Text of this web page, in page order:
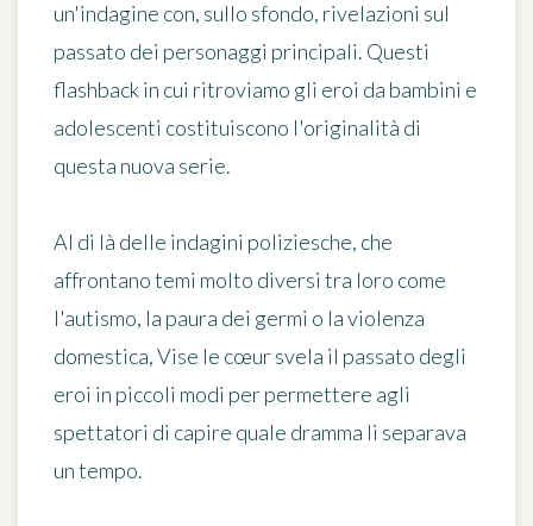
un'indagine con, sullo sfondo, rivelazioni sul
passato dei personaggi principali. Questi
flashback in cui ritroviamo gli eroi da bambini e
adolescenti costituiscono l'originalità di
questa nuova serie.
Al di là delle indagini poliziesche, che
affrontano temi molto diversi tra loro come
l'autismo, la paura dei germi o la violenza
domestica, Vise le cœur svela il passato degli
eroi in piccoli modi per permettere agli
spettatori di capire quale dramma li separava
un tempo.